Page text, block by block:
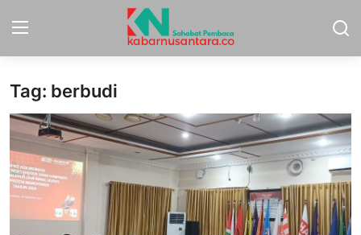
Home
Sport
Nasional
Tag: berbudi